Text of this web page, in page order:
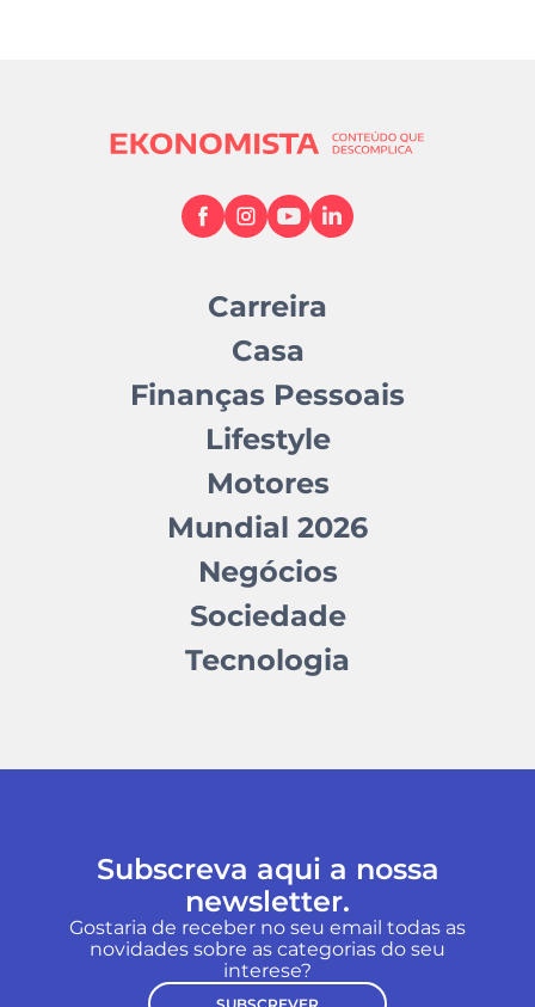
Carreira
Casa
Finanças Pessoais
Lifestyle
Motores
Mundial 2026
Negócios
Sociedade
Tecnologia
Subscreva aqui a nossa
newsletter.
Gostaria de receber no seu email todas as
novidades sobre as categorias do seu
interese?